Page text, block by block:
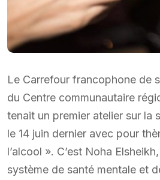
Le Carrefour francophone de
du Centre communautaire
tenait un premier atelier sur la
le 14 juin dernier avec pour
l’alcool ». C’est Noha
système de santé mentale et